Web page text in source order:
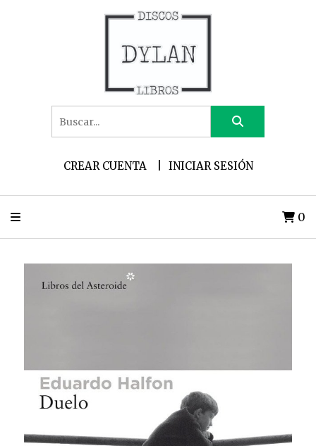
CREAR CUENTA INICIAR SESIÓN
0